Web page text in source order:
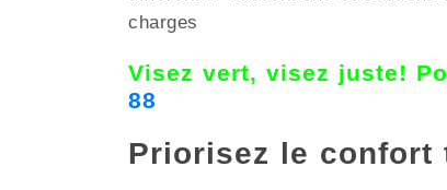
charges
Visez vert, visez juste!
88
Priorisez le confort